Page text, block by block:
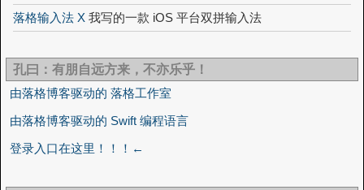
落格输入法 X 我写的一款 iOS 平台双拼输入法
孔曰：有朋自远方来，不亦乐乎！
由落格博客驱动的 落格工作室
由落格博客驱动的 Swift 编程语言
登录入口在这里！！！←